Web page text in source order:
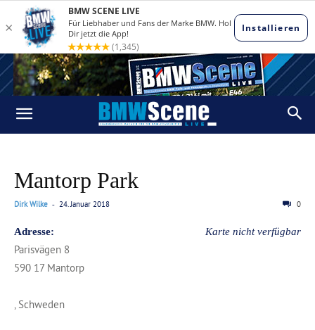
Mantorp Park
Dirk Wilke - 24. Januar 2018 0
Karte nicht verfügbar
Adresse:
Parisvägen 8
590 17 Mantorp
, Schweden